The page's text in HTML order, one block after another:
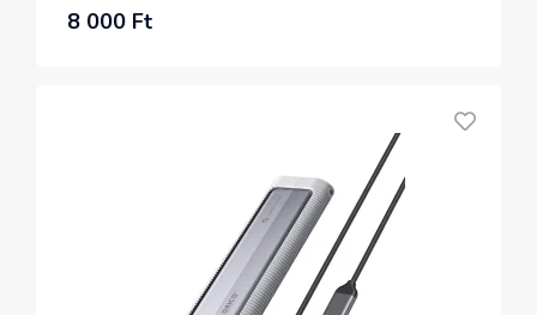
8 000 Ft